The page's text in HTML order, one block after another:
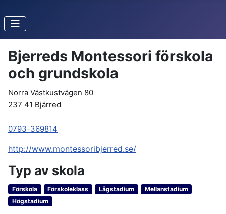
Bjerreds Montessori förskola
och grundskola
Norra Västkustvägen 80
237 41 Bjärred
0793-369814
http://www.montessoribjerred.se/
Typ av skola
Förskola Förskoleklass Lågstadium
Mellanstadium
Högstadium